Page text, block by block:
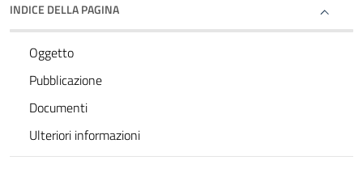
INDICE DELLA PAGINA
Oggetto
Pubblicazione
Documenti
Ulteriori informazioni